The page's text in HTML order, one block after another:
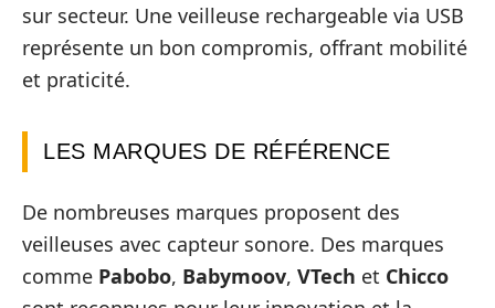
sur secteur. Une veilleuse rechargeable via USB
représente un bon compromis, offrant mobilité
et praticité.
LES MARQUES DE RÉFÉRENCE
De nombreuses marques proposent des
veilleuses avec capteur sonore. Des marques
comme Pabobo, Babymoov, VTech et Chicco